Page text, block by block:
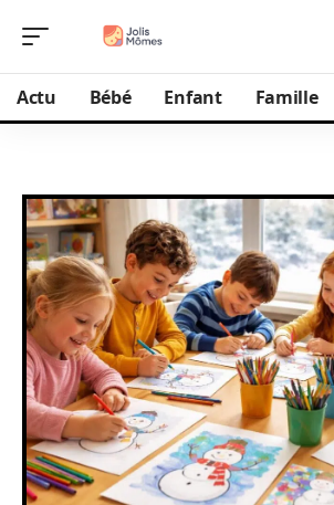
Actu Bébé Enfant Famille